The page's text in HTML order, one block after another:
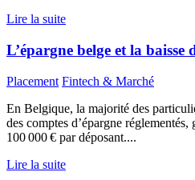
Lire la suite
L’épargne belge et la baisse
Placement Fintech & Marché
En Belgique, la majorité des
des comptes d’épargne réglementés,
100 000 € par déposant....
Lire la suite